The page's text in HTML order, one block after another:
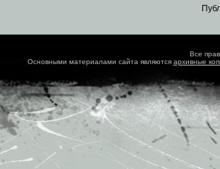
Все
Основными материалами сайта являются архивные